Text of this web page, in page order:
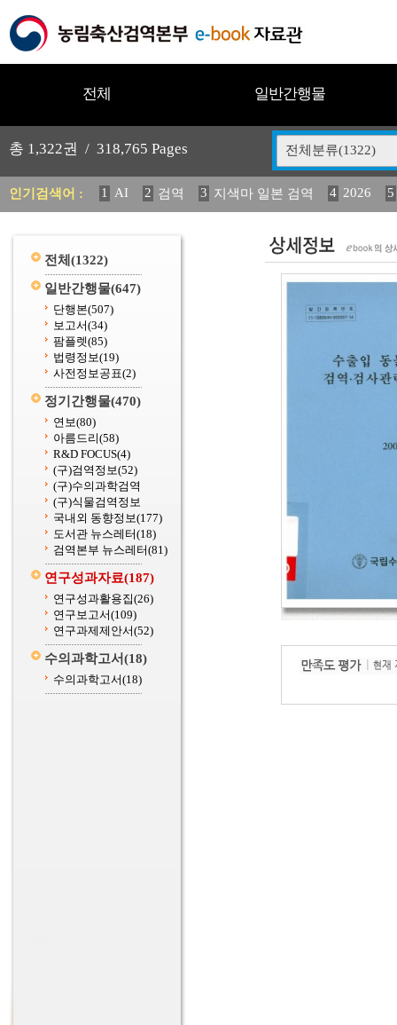
전체 일반간행물
총 1,322권 / 318,765 Pages 전체분류(1322)
인기검색어 : 1 AI 2 검역 3 지색마 일본 검역 4 2026
5
11 2025 12 중독성 식물 도감 13 媛 異 14
전체 (1322)
일반간행물(647)
단행본(507)
보고서(34)
팜플렛(85)
법령정보(19)
사전정보공표(2)
정기간행물(470)
연보(80)
아름드리(58)
R&D FOCUS(4)
(구)검역정보(52)
(구)수의과학검역
(구)식물검역정보
국내외 동향정보(177)
도서관 뉴스레터(18)
검역본부 뉴스레터(81)
연구성과자료(187)
연구성과활용집(26)
연구보고서(109)
연구과제제안서(52)
수의과학고서(18)
수의과학고서(18)